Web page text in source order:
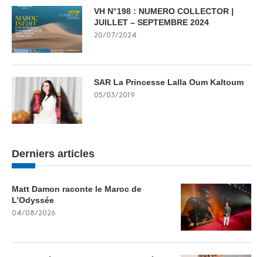
VH N°198 : NUMERO COLLECTOR |
JUILLET – SEPTEMBRE 2024
20/07/2024
SAR La Princesse Lalla Oum Kaltoum
05/03/2019
Derniers articles
Matt Damon raconte le Maroc de
L’Odyssée
04/08/2026